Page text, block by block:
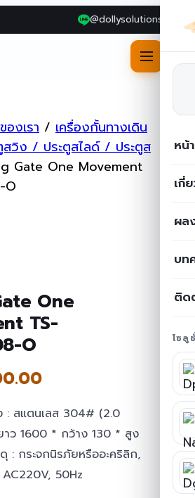
@dollysolutions
หน้
เกี่
ผล
บท
ติด
โซลู
องเรา / เครื่องกั้นทางเดิน
สวิง / ประตูสไลด์ / ประตูส
Gate One Movement
O
One
TS-
O
: สแตนเลส 304# (2.0
าว 1600 * กว้าง 130 * สูง
: กระจกนิรภัยหรืออะคริลิก,
50Hz